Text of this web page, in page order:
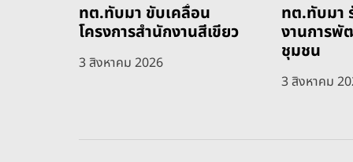
ทต.ทับมา ขับเคลื่อน
โครงการสำนักงานสีเขียว
3 สิงหาคม 2026
ทต.ทับมา
งานการ
ชุมชน
3 สิงหาคม